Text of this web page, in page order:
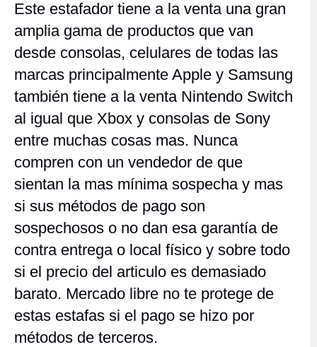
Este estafador tiene a la venta una gran
amplia gama de productos que van
desde consolas, celulares de todas las
marcas principalmente Apple y Samsung
también tiene a la venta Nintendo Switch
al igual que Xbox y consolas de Sony
entre muchas cosas mas. Nunca
compren con un vendedor de que
sientan la mas mínima sospecha y mas
si sus métodos de pago son
sospechosos o no dan esa garantía de
contra entrega o local físico y sobre todo
si el precio del articulo es demasiado
barato. Mercado libre no te protege de
estas estafas si el pago se hizo por
métodos de terceros.